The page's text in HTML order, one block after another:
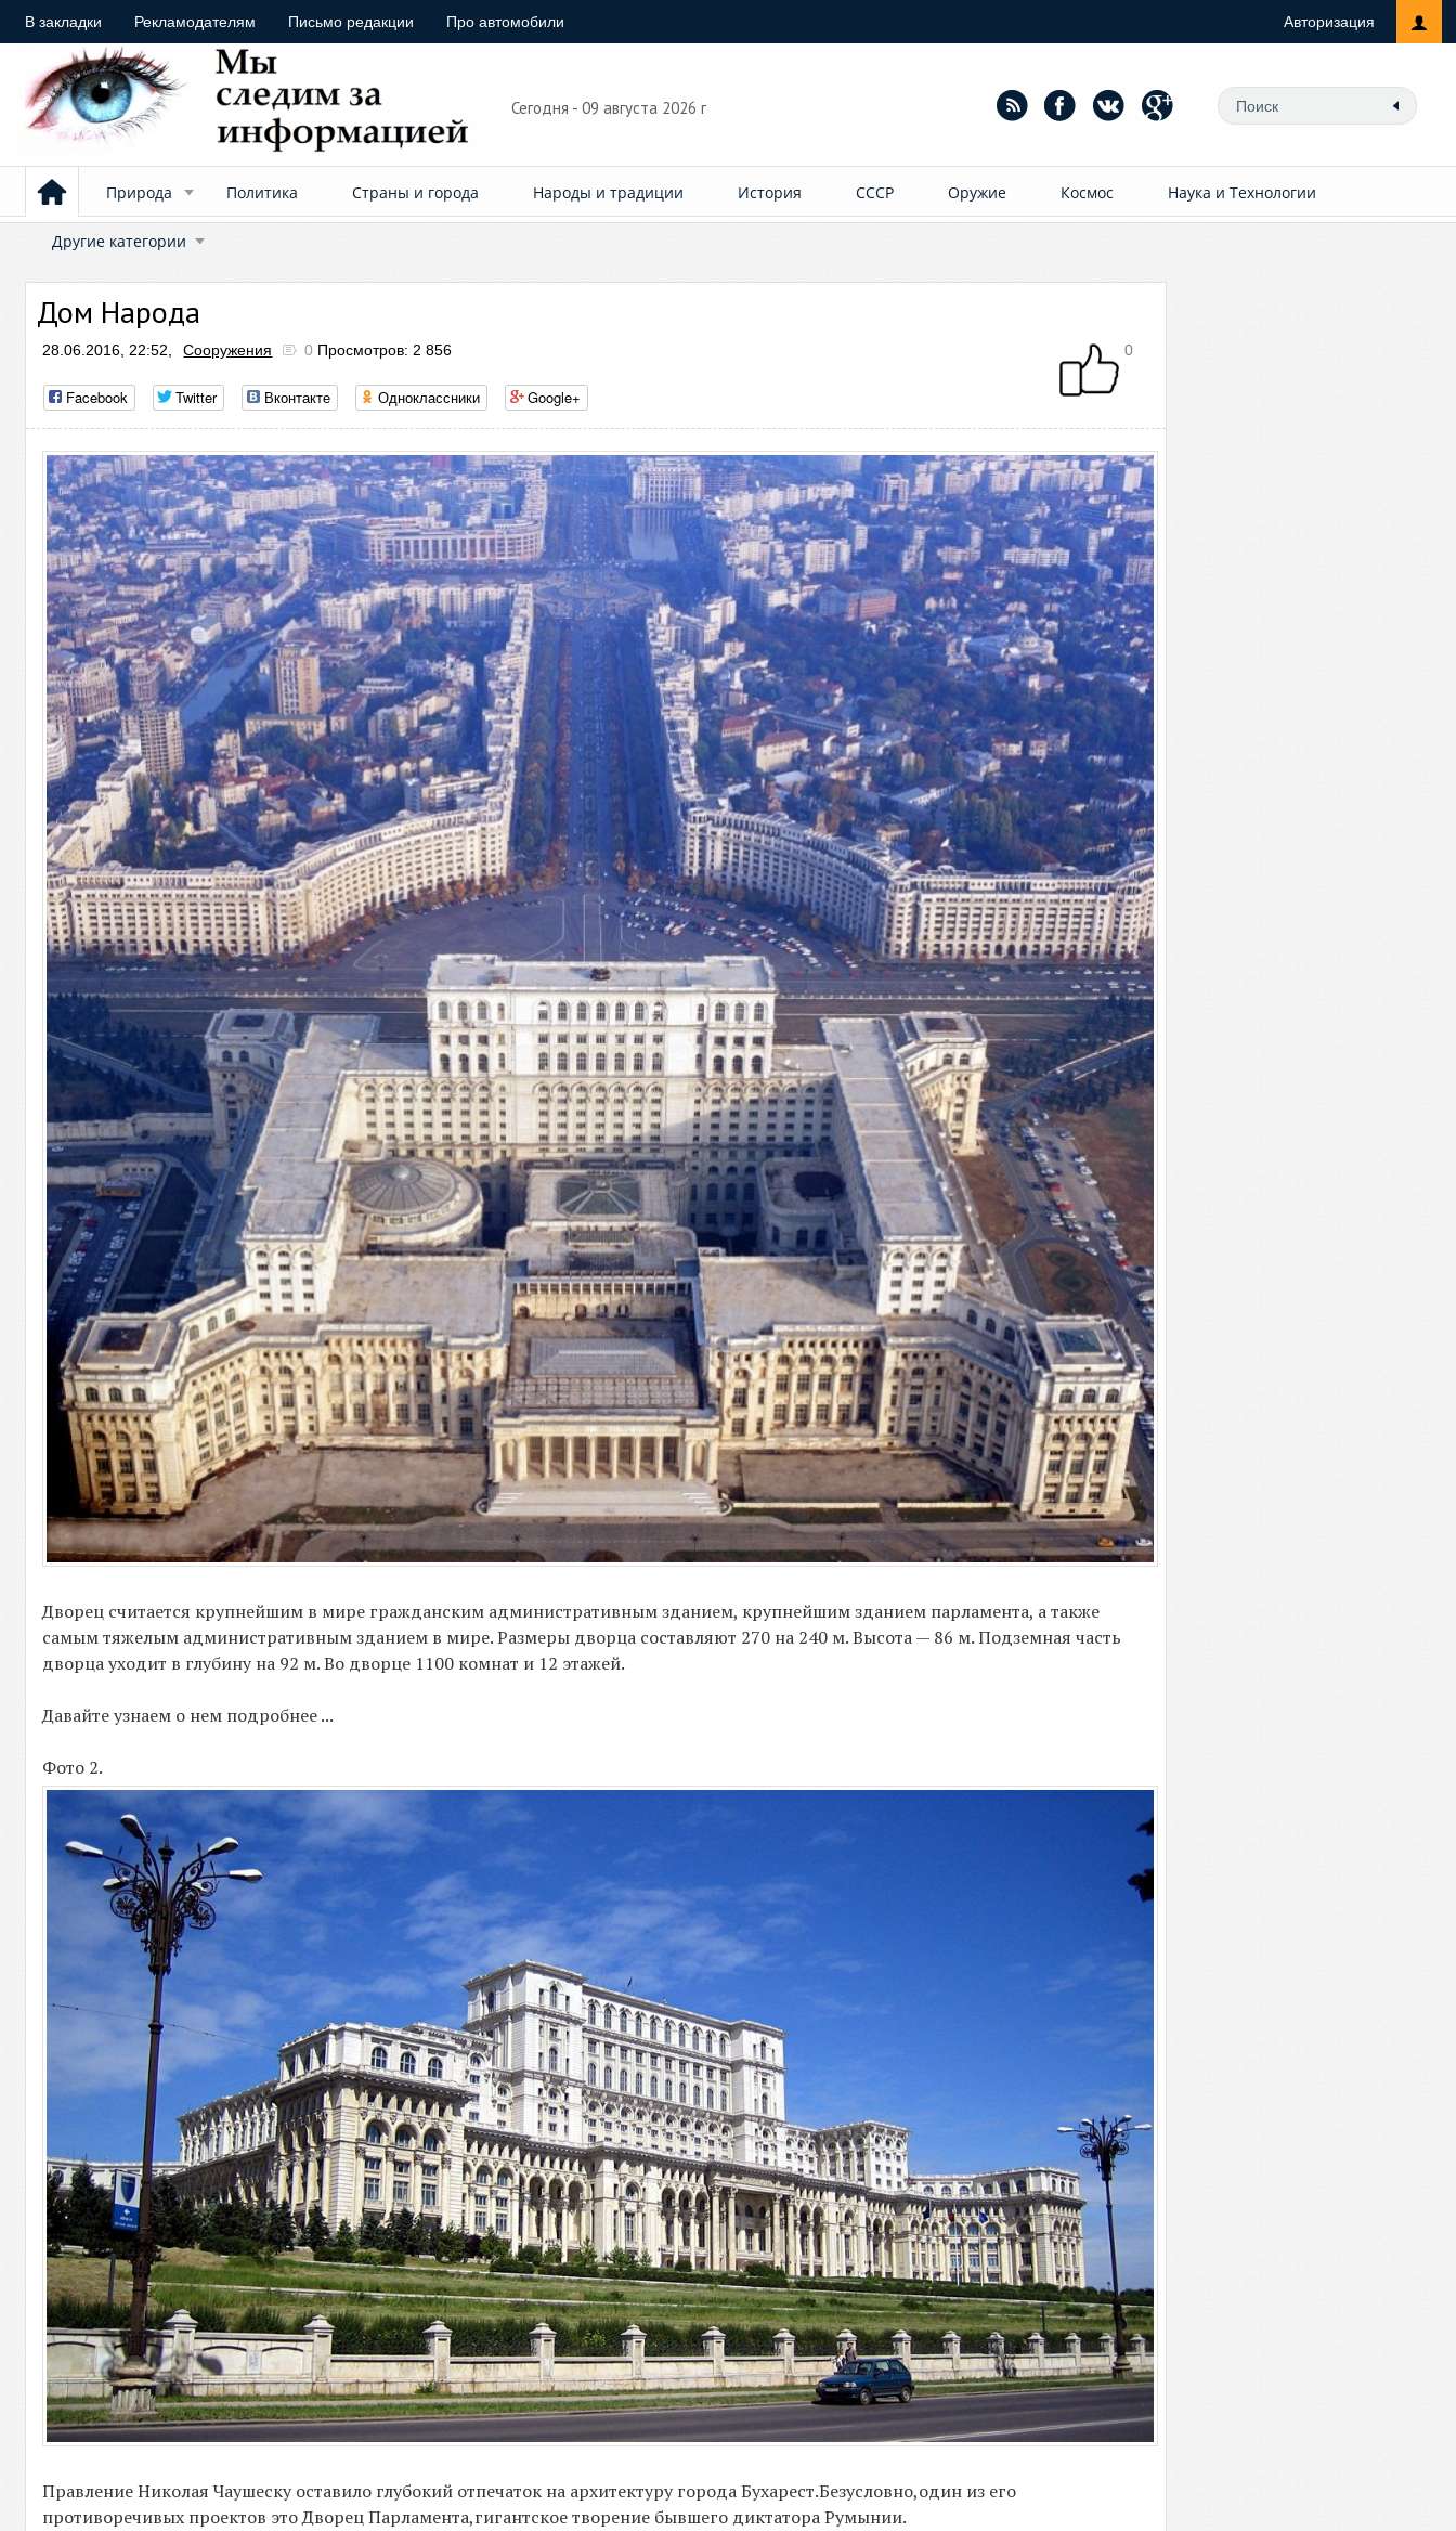
В закладки Рекламодателям Письмо редакции Про автомобили Авторизация
Сегодня - 09 августа 2026 г
Природа Политика Страны и города Народы и традиции История СССР Оружие Космос Наука и Технологии
Другие категории
Дом Народа
28.06.2016, 22:52, Сооружения 0 Просмотров: 2 856 0
Facebook Twitter Вконтакте Одноклассники Google+
Дворец считается крупнейшим в мире гражданским административным зданием, крупнейшим зданием парламента, а также
самым тяжелым административным зданием в мире. Размеры дворца составляют 270 на 240 м. Высота — 86 м. Подземная часть
дворца уходит в глубину на 92 м. Во дворце 1100 комнат и 12 этажей.
Давайте узнаем о нем подробнее ...
Фото 2.
Правление Николая Чаушеску оставило глубокий отпечаток на архитектуру города Бухарест.Безусловно,один из его
противоречивых проектов это Дворец Парламента,гигантское творение бывшего диктатора Румынии.